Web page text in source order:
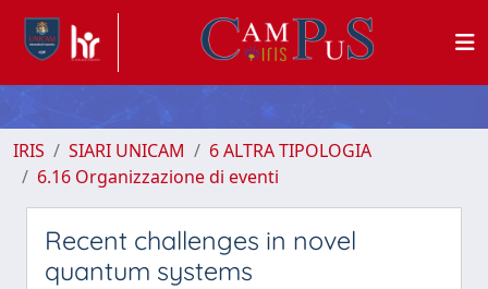
IRIS SIARI UNICAM
6 ALTRA TIPOLOGIA
6.16 Organizzazione di eventi
Recent challenges in novel
quantum systems